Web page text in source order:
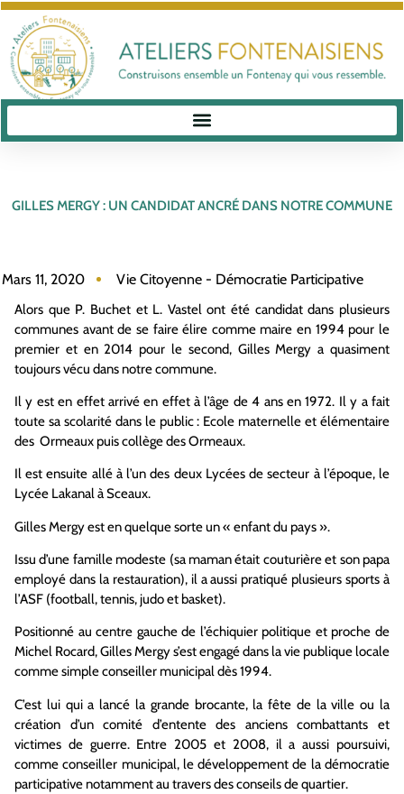
GILLES MERGY : UN CANDIDAT ANCRÉ DANS NOTRE COMMUNE
Mars 11, 2020 Vie Citoyenne - Démocratie Participative
Alors que P. Buchet et L. Vastel ont été candidat dans plusieurs
communes avant de se faire élire comme maire en 1994 pour le
premier et en 2014 pour le second, Gilles Mergy a quasiment
toujours vécu dans notre commune.
Il y est en effet arrivé en effet à l’âge de 4 ans en 1972. Il y a fait
toute sa scolarité dans le public : Ecole maternelle et élémentaire
des Ormeaux puis collège des Ormeaux.
Il est ensuite allé à l’un des deux Lycées de secteur à l’époque, le
Lycée Lakanal à Sceaux.
Gilles Mergy est en quelque sorte un « enfant du pays ».
Issu d’une famille modeste (sa maman était couturière et son papa
employé dans la restauration), il a aussi pratiqué plusieurs sports à
l’ASF (football, tennis, judo et basket).
Positionné au centre gauche de l’échiquier politique et proche de
Michel Rocard, Gilles Mergy s’est engagé dans la vie publique locale
comme simple conseiller municipal dès 1994.
C’est lui qui a lancé la grande brocante, la fête de la ville ou la
création d’un comité d’entente des anciens combattants et
victimes de guerre. Entre 2005 et 2008, il a aussi poursuivi,
comme conseiller municipal, le développement de la démocratie
participative notamment au travers des conseils de quartier.